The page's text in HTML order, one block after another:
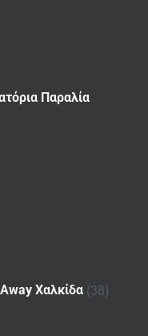
Παραλία
Χαλκίδα (38)